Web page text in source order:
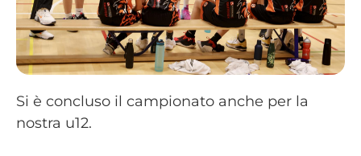
Si è concluso il campionato anche per la
nostra u12.